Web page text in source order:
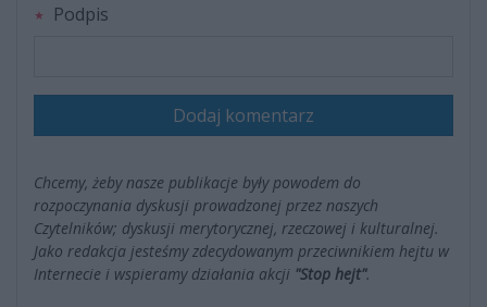
Podpis
Dodaj komentarz
Chcemy, żeby nasze publikacje były powodem do
rozpoczynania dyskusji prowadzonej przez naszych
Czytelników; dyskusji merytorycznej, rzeczowej i kulturalnej.
Jako redakcja jesteśmy zdecydowanym przeciwnikiem hejtu w
Internecie i wspieramy działania akcji "Stop hejt".